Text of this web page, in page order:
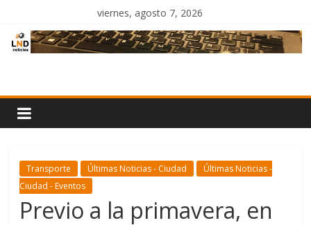
contenido
viernes, agosto 7, 2026
Noticias
Transporte Últimas Noticias - Ciudad
Últimas Noticias -
Ciudad - Eventos
Previo a la primavera, en